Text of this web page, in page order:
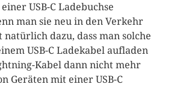
USB-C Ladebuchse
man sie neu in den Verkehr
dazu, dass man solche
USB-C Ladekabel aufladen
Kabel dann nicht mehr
Geräten mit einer USB-C